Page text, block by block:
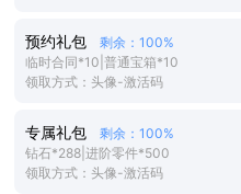
预约礼包
剩余：100%
临时合同*10|普通宝箱*10
领取方式：头像-激活码
专属礼包
剩余：100%
钻石*288|进阶零件*500
领取方式：头像-激活码